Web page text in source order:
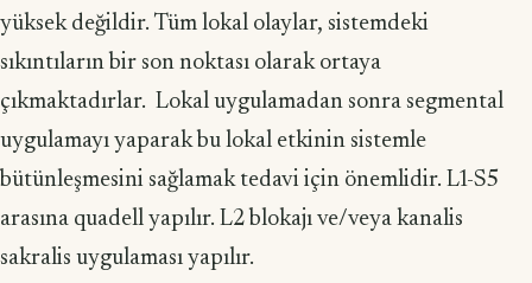
yüksek değildir. Tüm lokal olaylar, sistemdeki
sıkıntıların bir son noktası olarak ortaya
çıkmaktadırlar. Lokal uygulamadan sonra segmental
uygulamayı yaparak bu lokal etkinin sistemle
bütünleşmesini sağlamak tedavi için önemlidir. L1-S5
arasına quadell yapılır. L2 blokajı ve/veya kanalis
sakralis uygulaması yapılır.